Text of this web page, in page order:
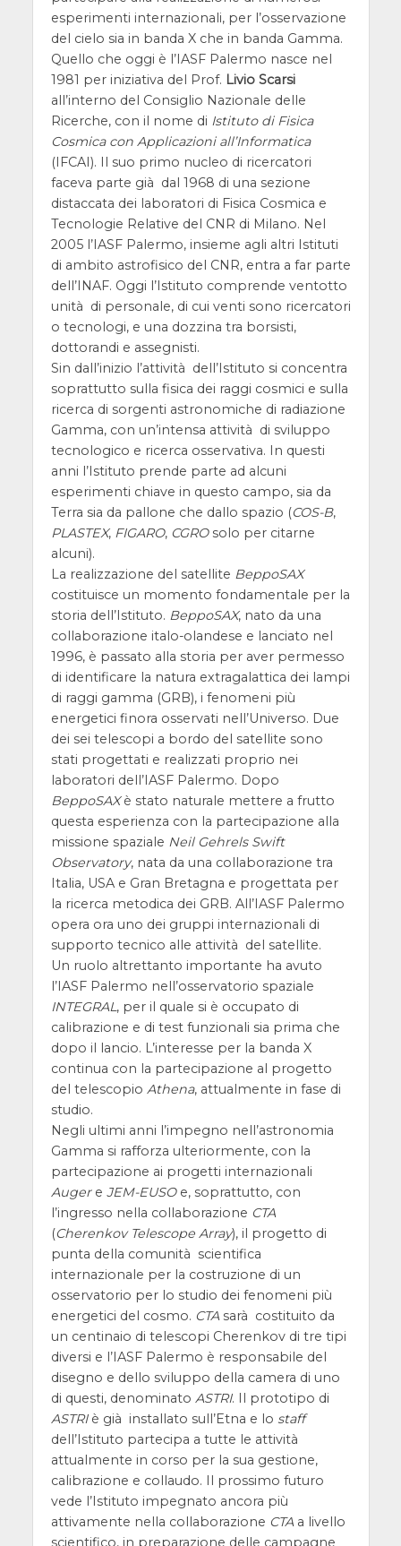
esperimenti internazionali, per l’osservazione
del cielo sia in banda X che in banda Gamma.
Quello che oggi è l’IASF Palermo nasce nel
1981 per iniziativa del Prof. Livio Scarsi
all’interno del Consiglio Nazionale delle
Ricerche, con il nome di Istituto di Fisica
Cosmica con Applicazioni all’Informatica
(IFCAI). Il suo primo nucleo di ricercatori
faceva parte già dal 1968 di una sezione
distaccata dei laboratori di Fisica Cosmica e
Tecnologie Relative del CNR di Milano. Nel
2005 l’IASF Palermo, insieme agli altri Istituti
di ambito astrofisico del CNR, entra a far parte
dell’INAF. Oggi l’Istituto comprende ventotto
unità di personale, di cui venti sono ricercatori
o tecnologi, e una dozzina tra borsisti,
dottorandi e assegnisti.
Sin dall’inizio l’attività dell’Istituto si concentra
soprattutto sulla fisica dei raggi cosmici e sulla
ricerca di sorgenti astronomiche di radiazione
Gamma, con un’intensa attività di sviluppo
tecnologico e ricerca osservativa. In questi
anni l’Istituto prende parte ad alcuni
esperimenti chiave in questo campo, sia da
Terra sia da pallone che dallo spazio (COS-B,
PLASTEX, FIGARO, CGROsolo per citarne
alcuni).
La realizzazione del satellite BeppoSAX
costituisce un momento fondamentale per la
storia dell’Istituto. BeppoSAX, nato da una
collaborazione italo-olandese e lanciato nel
1996, è passato alla storia per aver permesso
di identificare la natura extragalattica dei lampi
di raggi gamma (GRB), i fenomeni più
energetici finora osservati nell’Universo. Due
dei sei telescopi a bordo del satellite sono
stati progettati e realizzati proprio nei
laboratori dell’IASF Palermo. Dopo
BeppoSAXè stato naturale mettere a frutto
questa esperienza con la partecipazione alla
missione spaziale Neil Gehrels Swift
Observatory, nata da una collaborazione tra
Italia, USA e Gran Bretagna e progettata per
la ricerca metodica dei GRB. All’IASF Palermo
opera ora uno dei gruppi internazionali di
supporto tecnico alle attività del satellite.
Un ruolo altrettanto importante ha avuto
l’IASF Palermo nell’osservatorio spaziale
INTEGRAL, per il quale si è occupato di
calibrazione e di test funzionali sia prima che
dopo il lancio. L’interesse per la banda X
continua con la partecipazione al progetto
del telescopio Athena, attualmente in fase di
studio.
Negli ultimi anni l’impegno nell’astronomia
Gamma si rafforza ulteriormente, con la
partecipazione ai progetti internazionali
Augere JEM-EUSOe, soprattutto, con
l’ingresso nella collaborazione CTA
(Cherenkov Telescope Array), il progetto di
punta della comunità scientifica
internazionale per la costruzione di un
osservatorio per lo studio dei fenomeni più
energetici del cosmo. CTAsarà costituito da
un centinaio di telescopi Cherenkov di tre tipi
diversi e l’IASF Palermo è responsabile del
disegno e dello sviluppo della camera di uno
di questi, denominato ASTRI. Il prototipo di
ASTRIè già installato sull’Etna e lo staff
dell’Istituto partecipa a tutte le attività
attualmente in corso per la sua gestione,
calibrazione e collaudo. Il prossimo futuro
vede l’Istituto impegnato ancora più
attivamente nella collaborazione CTAa livello
scientifico, in preparazione delle campagne